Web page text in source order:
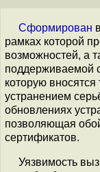
Сформирован
рамках которой
возможностей, а
поддерживаемой
которую
устранением
обновлениях
позволяющая
сертификатов.
Уязвимость